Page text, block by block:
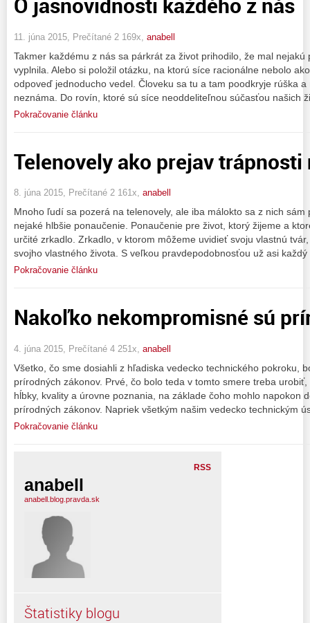
11. júna 2015, Prečítané 2 169x, anabell
Takmer každému z nás sa párkrát za život prihodilo, že mal
vyplnila. Alebo si položil otázku, na ktorú síce racionálne nebolo
odpoveď jednoducho vedel. Človeku sa tu a tam poodkryje rúška
neznáma. Do rovín, ktoré sú síce neoddeliteľnou súčasťou našich
Pokračovanie článku
Telenovely ako prejav
8. júna 2015, Prečítané 2 161x, anabell
Mnoho ľudí sa pozerá na telenovely, ale iba málokto sa z nich sám
nejaké hlbšie ponaučenie. Ponaučenie pre život, ktorý žijeme a
určité zrkadlo. Zrkadlo, v ktorom môžeme uvidieť svoju vlastnú
svojho vlastného života. S veľkou pravdepodobnosťou už asi
Pokračovanie článku
Nakoľko nekompromisné sú
4. júna 2015, Prečítané 4 251x, anabell
Všetko, čo sme dosiahli z hľadiska vedecko technického pokroku,
prírodných zákonov. Prvé, čo bolo teda v tomto smere treba
hĺbky, kvality a úrovne poznania, na základe čoho mohlo napokon
prírodných zákonov. Napriek všetkým našim vedecko technickým
Pokračovanie článku
RSS
anabell
anabell.blog.pravda.sk
Štatistiky blogu